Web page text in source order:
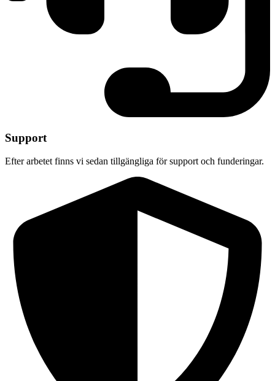
Support
Efter arbetet finns vi sedan tillgängliga för support och funderingar.